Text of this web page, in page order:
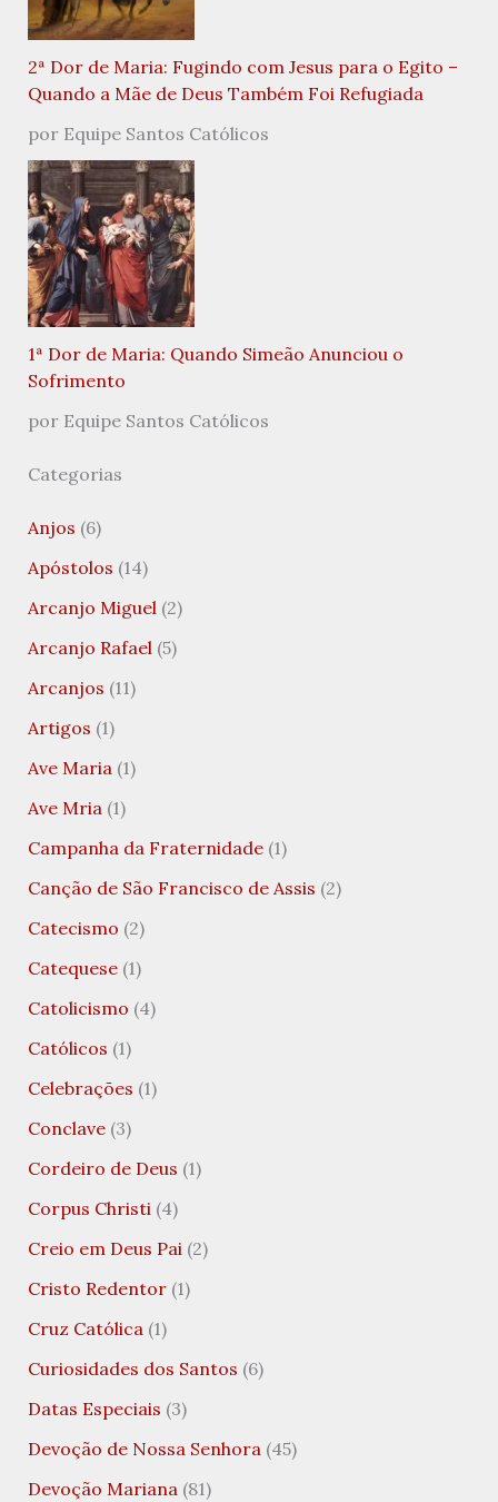
2ª Dor de Maria: Fugindo com Jesus para o Egito –
Quando a Mãe de Deus Também Foi Refugiada
por Equipe Santos Católicos
1ª Dor de Maria: Quando Simeão Anunciou o
Sofrimento
por Equipe Santos Católicos
Categorias
Anjos (6)
Apóstolos (14)
Arcanjo Miguel (2)
Arcanjo Rafael (5)
Arcanjos (11)
Artigos (1)
Ave Maria (1)
Ave Mria (1)
Campanha da Fraternidade(1)
Canção de São Francisco de Assis (2)
Catecismo (2)
Catequese(1)
Catolicismo (4)
Católicos (1)
Celebrações (1)
Conclave(3)
Cordeiro de Deus (1)
Corpus Christi (4)
Creio em Deus Pai (2)
Cristo Redentor(1)
Cruz Católica (1)
Curiosidades dos Santos (6)
Datas Especiais (3)
Devoção de Nossa Senhora (45)
Devoção Mariana (81)